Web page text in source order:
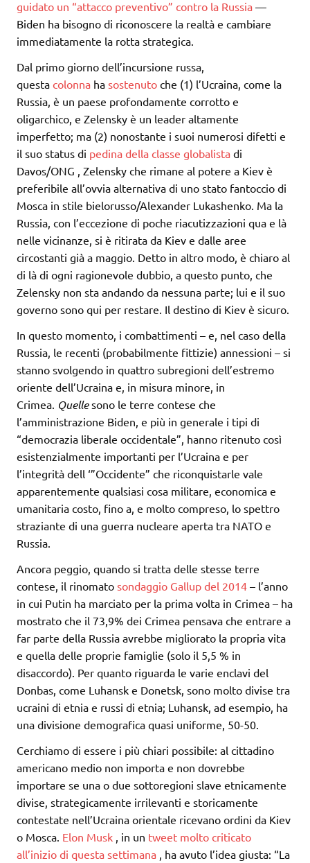
guidato un “attacco preventivo” contro la Russia —
Biden ha bisogno di riconoscere la realtà e cambiare
immediatamente la rotta strategica.
Dal primo giorno dell’incursione russa,
questa colonna ha sostenuto che (1) l’Ucraina, come la
Russia, è un paese profondamente corrotto e
oligarchico, e Zelensky è un leader altamente
imperfetto; ma (2) nonostante i suoi numerosi difetti e
il suo status di pedina della classe globalista di
Davos/ONG , Zelensky che rimane al potere a Kiev è
preferibile all’ovvia alternativa di uno stato fantoccio di
Mosca in stile bielorusso/Alexander Lukashenko. Ma la
Russia, con l’eccezione di poche riacutizzazioni qua e là
nelle vicinanze, si è ritirata da Kiev e dalle aree
circostanti già a maggio. Detto in altro modo, è chiaro al
di là di ogni ragionevole dubbio, a questo punto, che
Zelensky non sta andando da nessuna parte; lui e il suo
governo sono qui per restare. Il destino di Kiev è sicuro.
In questo momento, i combattimenti – e, nel caso della
Russia, le recenti (probabilmente fittizie) annessioni – si
stanno svolgendo in quattro subregioni dell’estremo
oriente dell’Ucraina e, in misura minore, in
Crimea. Quellesono le terre contese che
l’amministrazione Biden, e più in generale i tipi di
“democrazia liberale occidentale”, hanno ritenuto così
esistenzialmente importanti per l’Ucraina e per
l’integrità dell ‘”Occidente” che riconquistarle vale
apparentemente qualsiasi cosa militare, economica e
umanitaria costo, fino a, e molto compreso, lo spettro
straziante di una guerra nucleare aperta tra NATO e
Russia.
Ancora peggio, quando si tratta delle stesse terre
contese, il rinomato sondaggio Gallup del 2014 – l’anno
in cui Putin ha marciato per la prima volta in Crimea – ha
mostrato che il 73,9% dei Crimea pensava che entrare a
far parte della Russia avrebbe migliorato la propria vita
e quella delle proprie famiglie (solo il 5,5 % in
disaccordo). Per quanto riguarda le varie enclavi del
Donbas, come Luhansk e Donetsk, sono molto divise tra
ucraini di etnia e russi di etnia; Luhansk, ad esempio, ha
una divisione demografica quasi uniforme, 50-50.
Cerchiamo di essere i più chiari possibile: al cittadino
americano medio non importa e non dovrebbe
importare se una o due sottoregioni slave etnicamente
divise, strategicamente irrilevanti e storicamente
contestate nell’Ucraina orientale ricevano ordini da Kiev
o Mosca. Elon Musk , in un tweet molto criticato
all’inizio di questa settimana , ha avuto l’idea giusta: “La